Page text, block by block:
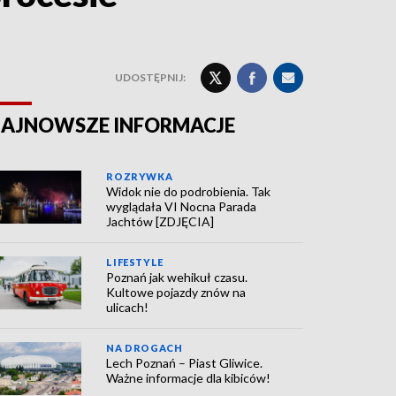
UDOSTĘPNIJ:
INFORMACJE
ROZRYWKA
Widok nie do podrobienia. Tak
wyglądała VI Nocna Parada
Jachtów [ZDJĘCIA]
LIFESTYLE
Poznań jak wehikuł czasu.
Kultowe pojazdy znów na
ulicach!
NA DROGACH
Lech Poznań – Piast Gliwice.
Ważne informacje dla kibiców!